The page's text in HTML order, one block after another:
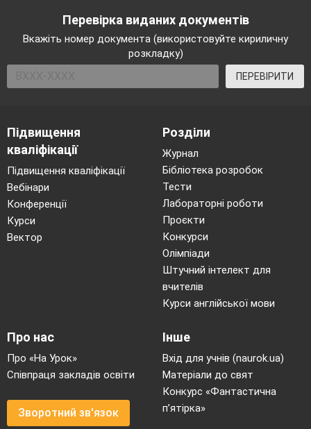
Перевірка виданих документів
Вкажіть номер документа (використовуйте кириличну
розкладку)
ПЕРЕВІРИТИ
Підвищення
кваліфікації
Підвищення кваліфікації
Вебінари
Конференції
Курси
Вектор
Розділи
Журнал
Бібліотека розробок
Тести
Лабораторні роботи
Проєкти
Конкурси
Олімпіади
Штучний інтелект для
вчителів
Курси англійської мови
Про нас
Про «На Урок»
Співпраця закладів освіти
Зворотний зв'язок
Інше
Вхід для учнів (naurok.ua)
Матеріали до свят
Конкурс «Фантастична
п’ятірка»